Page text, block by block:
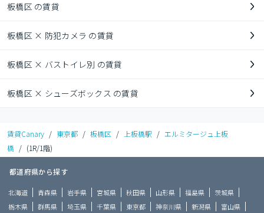
板橋区 の賃貸
板橋区 × 防犯カメラ の賃貸
板橋区 × バストイレ別 の賃貸
板橋区 × シューズボックス の賃貸
賃貸Canary / 東京都 / 板橋区 / 上板橋駅 / エルミタージュ上板
橋 / (1R/1階)
都道府県から探す
北海道 青森県 岩手県 宮城県 秋田県 山形県 福島県
茨城県
栃木県
群馬県 埼玉県 千葉県 東京都 神奈川県 新潟県
富山県